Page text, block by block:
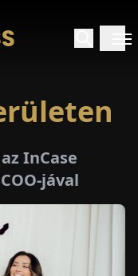
InCase
jával